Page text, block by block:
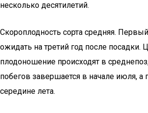
несколько десятилетий.
Скороплодность сорта средняя.
ожидать на третий год после посадки.
плодоношение происходят в
побегов завершается в начале июля,
середине лета.